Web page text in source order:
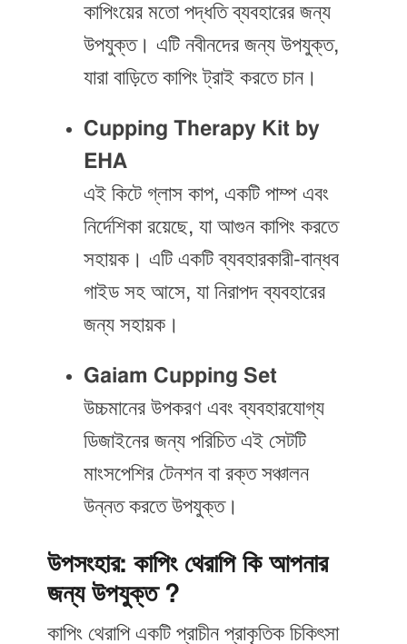
কাপিংয়ের মতো পদ্ধতি ব্যবহারের জন্য
উপযুক্ত। এটি নবীনদের জন্য উপযুক্ত,
যারা বাড়িতে কাপিং ট্রাই করতে চান।
Cupping Therapy Kit by
EHA
এই কিটে গ্লাস কাপ, একটি পাম্প এবং
নির্দেশিকা রয়েছে, যা আগুন কাপিং করতে
সহায়ক। এটি একটি ব্যবহারকারী-বান্ধব
গাইড সহ আসে, যা নিরাপদ ব্যবহারের
জন্য সহায়ক।
Gaiam Cupping Set
উচ্চমানের উপকরণ এবং ব্যবহারযোগ্য
ডিজাইনের জন্য পরিচিত এই সেটটি
মাংসপেশির টেনশন বা রক্ত সঞ্চালন
উন্নত করতে উপযুক্ত।
উপসংহার: কাপিং থেরাপি কি আপনার
জন্য উপযুক্ত ?
কাপিং থেরাপি একটি প্রাচীন প্রাকৃতিক চিকিৎসা